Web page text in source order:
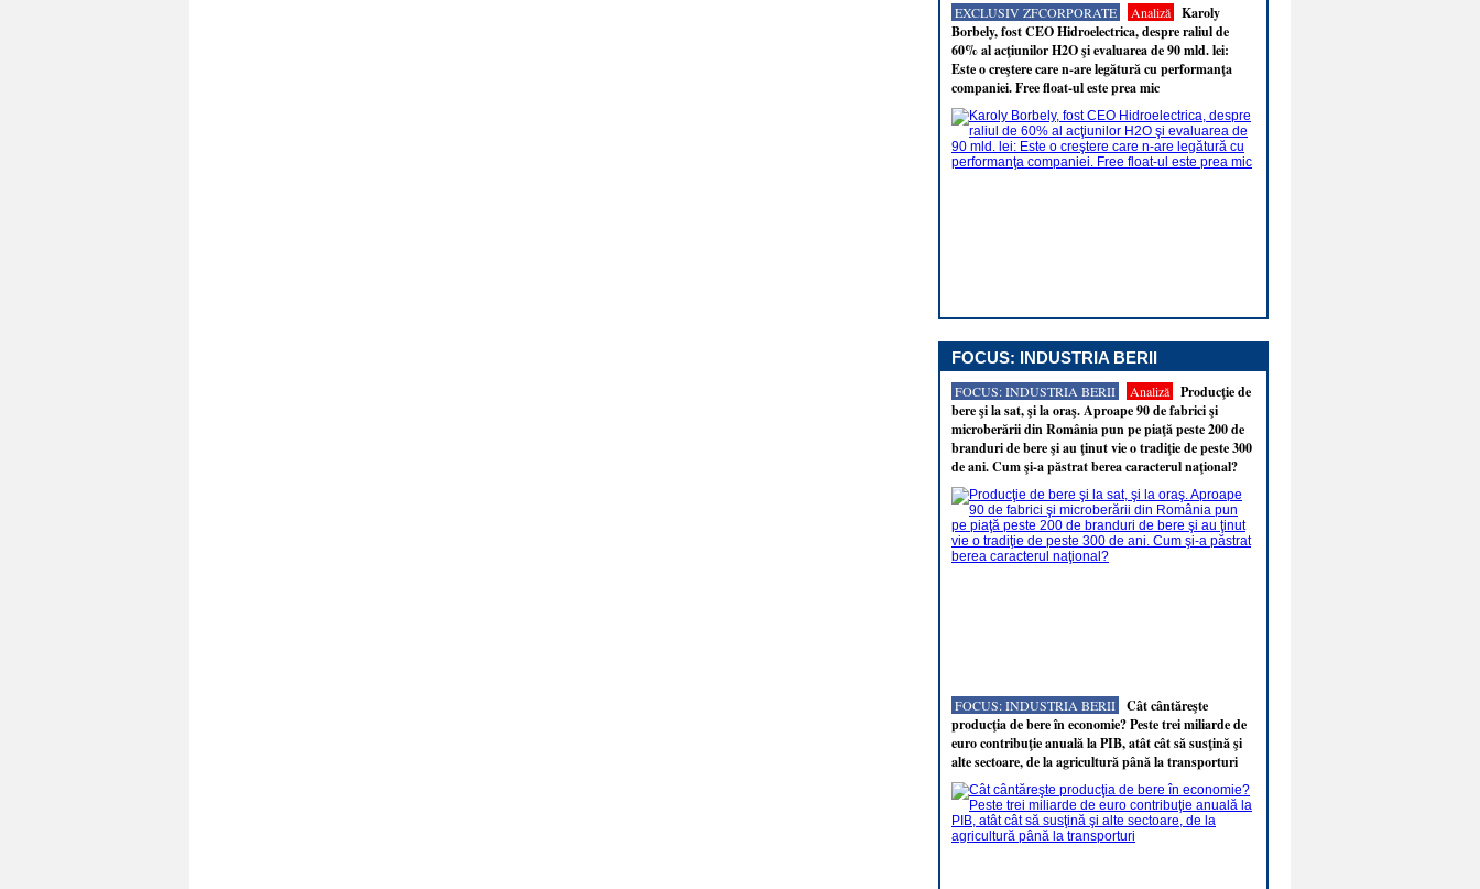
EXCLUSIV ZFCORPORATE Analiză
Karoly
Borbely, fost CEO Hidroelectrica, despre raliul de
60% al acţiunilor H2O şi evaluarea de 90 mld. lei:
Este o creştere care n-are legătură cu performanţa
companiei. Free float-ul este prea mic
FOCUS: INDUSTRIA BERII
FOCUS: INDUSTRIA BERII Analiză
Producţie de
bere şi la sat, şi la oraş. Aproape 90 de fabrici şi
microberării din România pun pe piaţă peste 200 de
branduri de bere şi au ţinut vie o tradiţie de peste 300
de ani. Cum şi-a păstrat berea caracterul naţional?
FOCUS: INDUSTRIA BERII
Cât cântăreşte
producţia de bere în economie? Peste trei miliarde de
euro contribuţie anuală la PIB, atât cât să susţină şi
alte sectoare, de la agricultură până la transporturi